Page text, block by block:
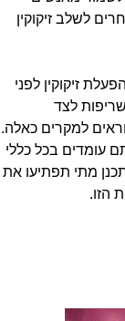
לשלב זיקוקין
זיקוקין לפני
לצד
למקרים כאלה.
עומדים בכל כללי
מתי תפתיעו את
הזו.